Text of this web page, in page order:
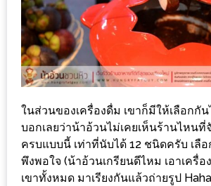
หมู
กระทะ
ทั่ว
เชียงใหม่
TOP30
ราคา
ไม่
เกิน
200
ในส่วนของเครื่องดื่ม เขาก็มีให้เลือกกั
บอกเลยว่าน้าอ้วนไม่เคยเห็นร้านไหนที่
ครบแบบนี้ เท่าที่นับได้ 12 ชนิดครับ เลื
พึงพอใจ (น้าอ้วนเกรียนดีไหม เอาเครื่
เขาทั้งหมด มาเรียงกันแล้วถ่ายรูป